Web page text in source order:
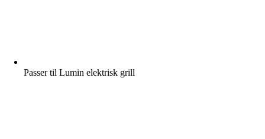
Passer til Lumin elektrisk grill